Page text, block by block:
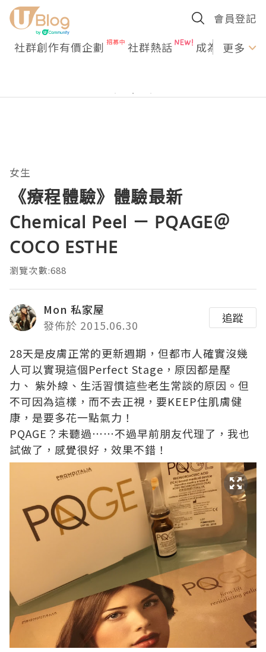
會員登記
社群創作有價企劃 社群熱話 成為U更多
女生
《療程體驗》體驗最新
Chemical Peel － PQAGE＠
COCO ESTHE
瀏覽次數:688
Mon 私家屋
發佈於 2015.06.30
追蹤
28天是皮膚正常的更新週期，但都市人確實沒幾
人可以實現這個Perfect Stage，原因都是壓
力、 紫外線、生活習慣這些老生常談的原因。但
不可因為這樣，而不去正視，要KEEP住肌膚健
康，是要多花一點氣力！
PQAGE？未聽過⋯⋯不過早前朋友代理了，我也
試做了，感覺很好，效果不錯！